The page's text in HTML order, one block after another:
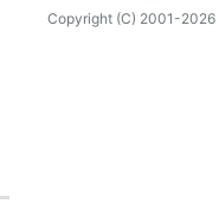
Copyright (C) 2001-2026